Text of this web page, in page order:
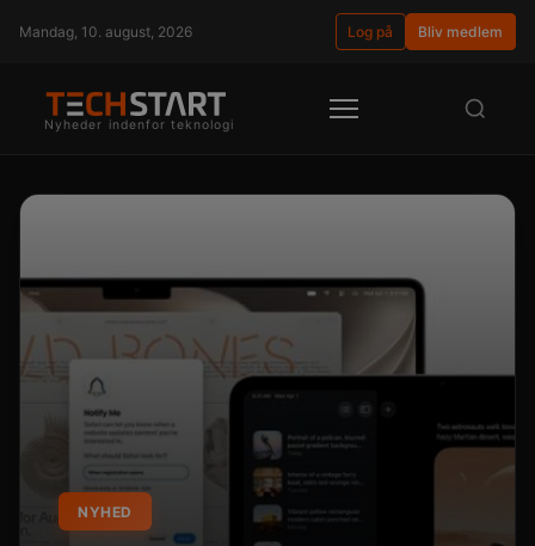
Mandag, 10. august, 2026 Log på Bliv medlem
Nyheder indenfor teknologi
NYHED